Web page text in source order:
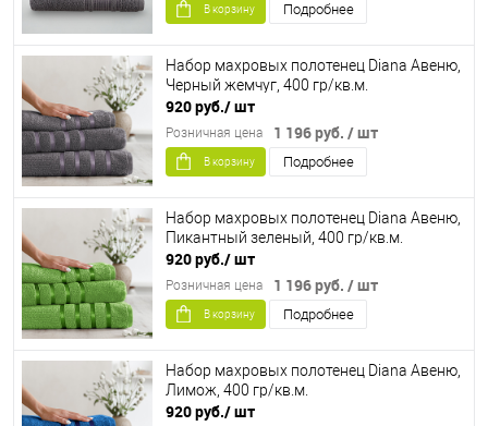
В корзину Подробнее
Набор махровых полотенец Diana Авеню,
Черный жемчуг, 400 гр/кв.м.
920 руб./ шт
1 196 руб. / шт
Розничная цена
В корзину Подробнее
Набор махровых полотенец Diana Авеню,
Пикантный зеленый, 400 гр/кв.м.
920 руб./ шт
1 196 руб. / шт
Розничная цена
В корзину Подробнее
Набор махровых полотенец Diana Авеню,
Лимож, 400 гр/кв.м.
920 руб./ шт